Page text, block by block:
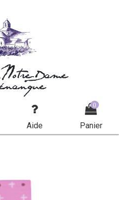
Dame
Aide
0
Panier